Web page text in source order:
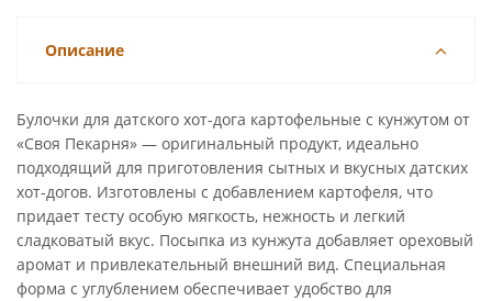
Описание
Булочки для датского хот-дога картофельные с кунжутом от
«Своя Пекарня» — оригинальный продукт, идеально
подходящий для приготовления сытных и вкусных датских
хот-догов. Изготовлены с добавлением картофеля, что
придает тесту особую мягкость, нежность и легкий
сладковатый вкус. Посыпка из кунжута добавляет ореховый
аромат и привлекательный внешний вид. Специальная
форма с углублением обеспечивает удобство для